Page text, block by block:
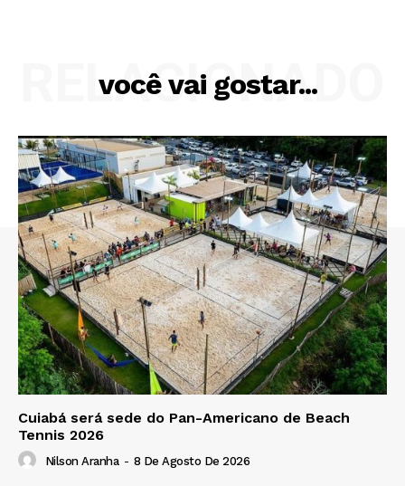
você vai gostar...
RELACIONADO
Cuiabá será sede do Pan-Americano de Beach
Tennis 2026
Nilson Aranha - 8 De Agosto De 2026